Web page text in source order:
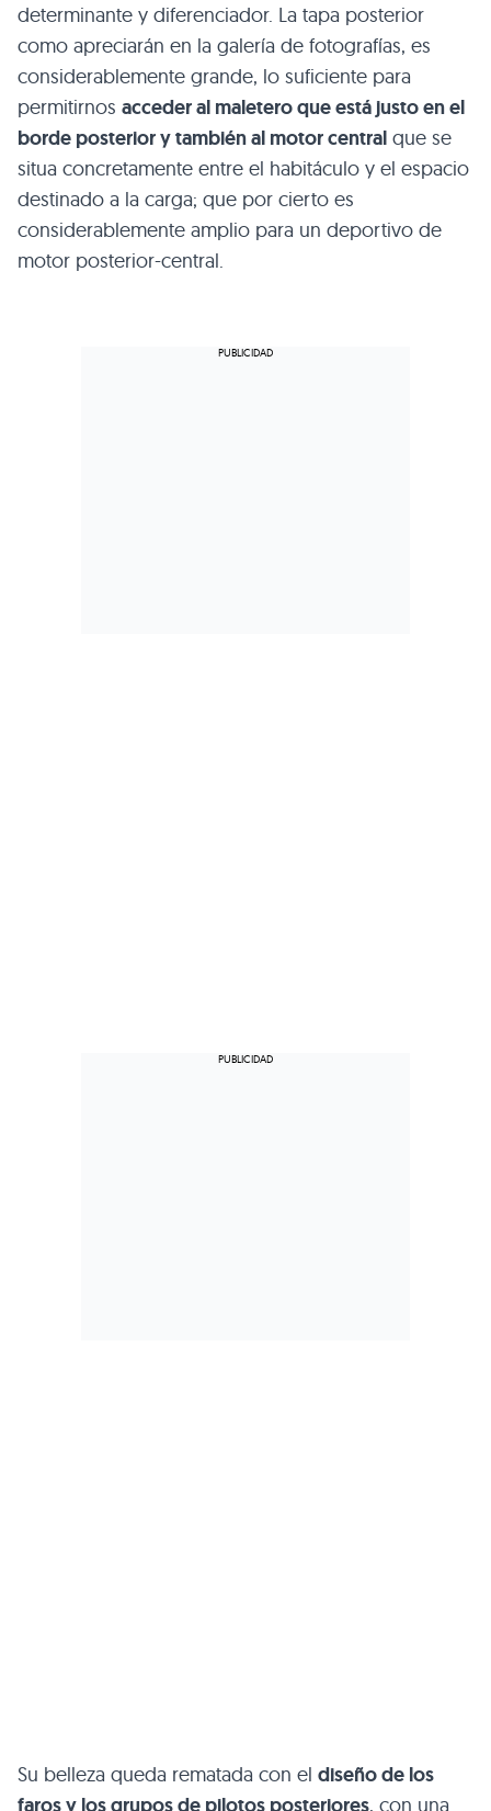
determinante y diferenciador. La tapa posterior
como apreciarán en la galería de fotografías, es
considerablemente grande, lo suficiente para
permitirnos acceder al maletero que está justo en el
borde posterior y también al motor central que se
situa concretamente entre el habitáculo y el espacio
destinado a la carga; que por cierto es
considerablemente amplio para un deportivo de
motor posterior-central.
Su belleza queda rematada con el diseño de los
faros y los grupos de pilotos posteriores, con una